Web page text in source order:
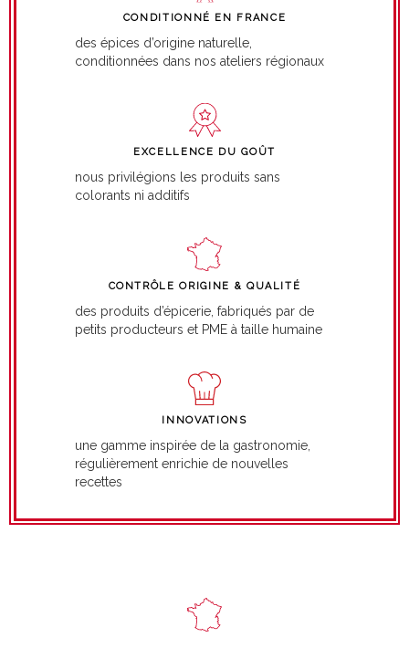
CONDITIONNÉ EN FRANCE
des épices d’origine naturelle,
conditionnées dans nos ateliers régionaux
EXCELLENCE DU GOÛT
nous privilégions les produits sans
colorants ni additifs
CONTRÔLE ORIGINE & QUALITÉ
des produits d’épicerie, fabriqués par de
petits producteurs et PME à taille humaine
INNOVATIONS
une gamme inspirée de la gastronomie,
régulièrement enrichie de nouvelles
recettes